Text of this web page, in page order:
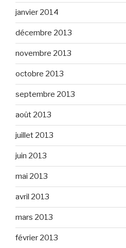
janvier 2014
décembre 2013
novembre 2013
octobre 2013
septembre 2013
août 2013
juillet 2013
juin 2013
mai 2013
avril 2013
mars 2013
février 2013